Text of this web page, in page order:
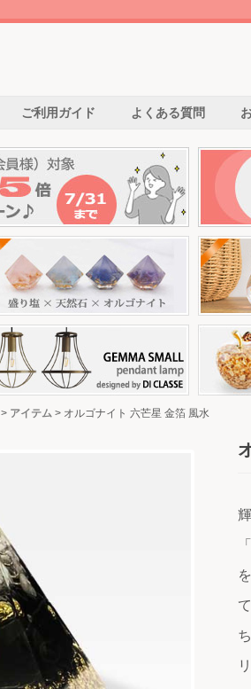
ご利用ガイド よくある質問
> アイテム > オルゴナイト 六芒星 金箔 風水
「